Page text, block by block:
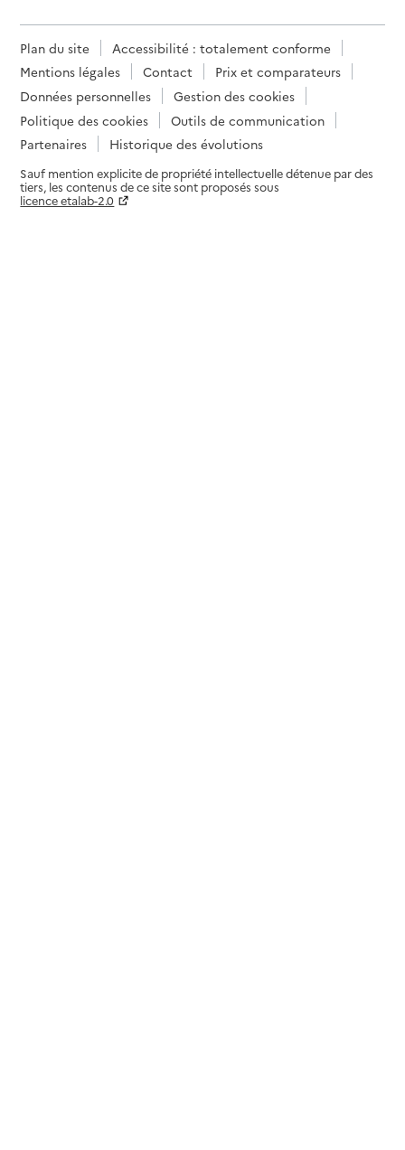
Plan du site
Accessibilité : totalement conforme
Mentions légales
Contact
Prix et comparateurs
Données personnelles
Gestion des cookies
Politique des cookies
Outils de communication
Partenaires
Historique des évolutions
Sauf mention explicite de propriété intellectuelle détenue par des
tiers, les contenus de ce site sont proposés sous
licence etalab-2.0